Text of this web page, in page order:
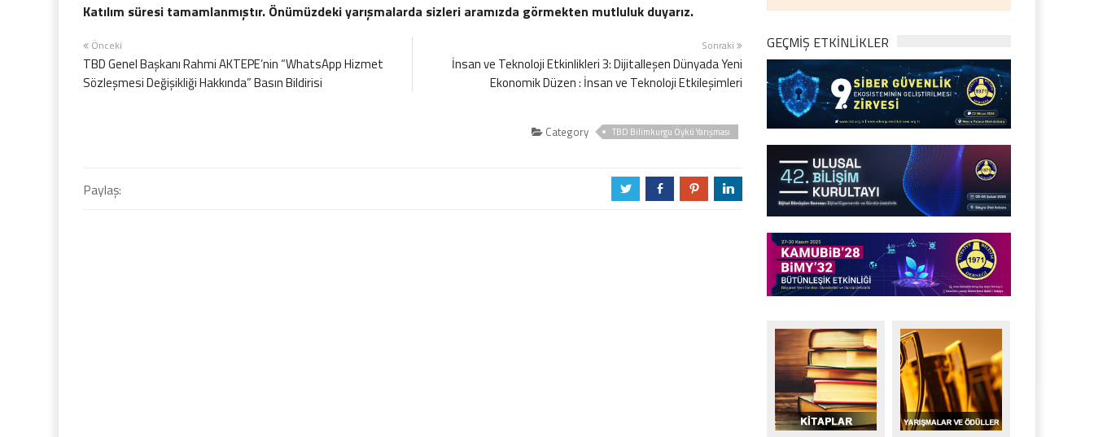
Katılım süresi tamamlanmıştır. Önümüzdeki yarışmalarda sizleri aramızda görmekten mutluluk duyarız.
Önceki
TBD Genel Başkanı Rahmi AKTEPE’nin “WhatsApp Hizmet
Sözleşmesi Değişikliği Hakkında” Basın Bildirisi
Sonraki
İnsan ve Teknoloji Etkinlikleri 3: Dijitalleşen Dünyada Yeni
Ekonomik Düzen : İnsan ve Teknoloji Etkileşimleri
Category TBD Bilimkurgu Öykü Yarışması
Paylaş: a b d j
GEÇMİŞ ETKİNLİKLER